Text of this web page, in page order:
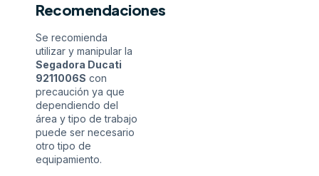
Recomendaciones
Se recomienda
utilizar y manipular la
Segadora Ducati
9211006S con
precaución ya que
dependiendo del
área y tipo de trabajo
puede ser necesario
otro tipo de
equipamiento.